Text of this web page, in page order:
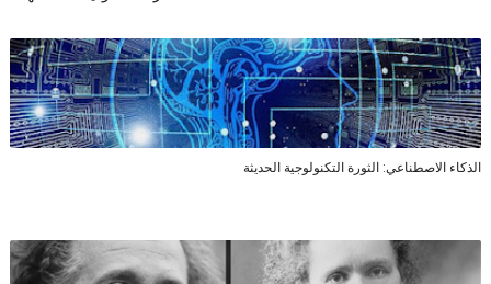
الذكاء الاصطناعي: الثورة التكنولوجية الحديثة